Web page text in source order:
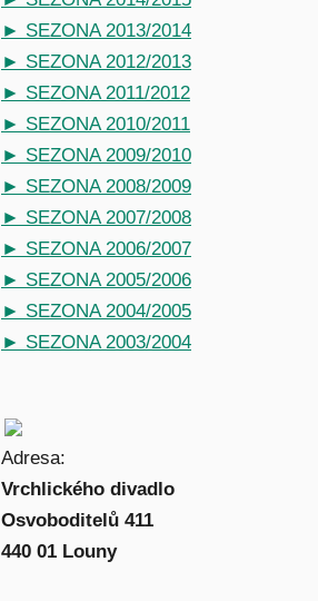
► SEZONA 2013/2014
► SEZONA 2012/2013
► SEZONA 2011/2012
► SEZONA 2010/2011
► SEZONA 2009/2010
► SEZONA 2008/2009
► SEZONA 2007/2008
► SEZONA 2006/2007
► SEZONA 2005/2006
► SEZONA 2004/2005
► SEZONA 2003/2004
Adresa:
Vrchlického divadlo
Osvoboditelů 411
440 01 Louny